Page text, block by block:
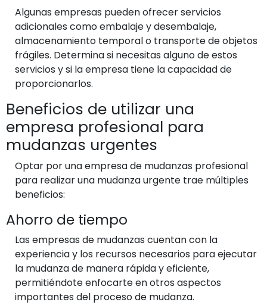
Algunas empresas pueden ofrecer servicios
adicionales como embalaje y desembalaje,
almacenamiento temporal o transporte de objetos
frágiles. Determina si necesitas alguno de estos
servicios y si la empresa tiene la capacidad de
proporcionarlos.
Beneficios de utilizar una
empresa profesional para
mudanzas urgentes
Optar por una empresa de mudanzas profesional
para realizar una mudanza urgente trae múltiples
beneficios:
Ahorro de tiempo
Las empresas de mudanzas cuentan con la
experiencia y los recursos necesarios para ejecutar
la mudanza de manera rápida y eficiente,
permitiéndote enfocarte en otros aspectos
importantes del proceso de mudanza.